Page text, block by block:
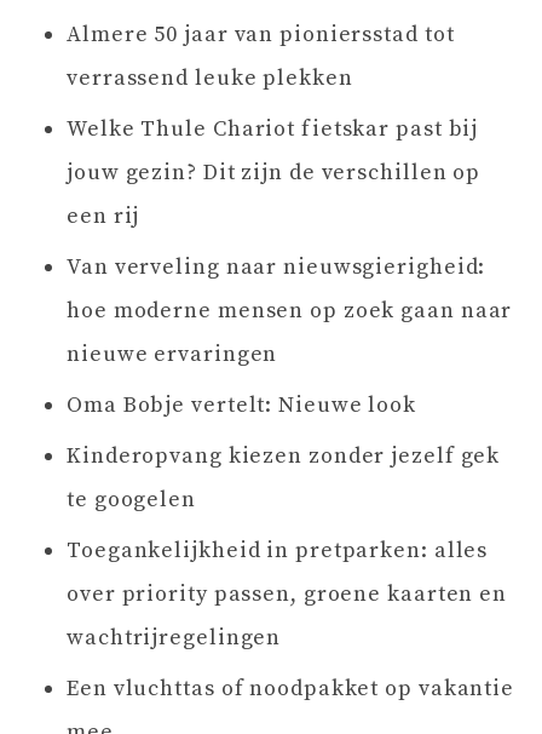
Almere 50 jaar van pioniersstad tot
verrassend leuke plekken
Welke Thule Chariot fietskar past bij
jouw gezin? Dit zijn de verschillen op
een rij
Van verveling naar nieuwsgierigheid:
hoe moderne mensen op zoek gaan naar
nieuwe ervaringen
Oma Bobje vertelt: Nieuwe look
Kinderopvang kiezen zonder jezelf gek
te googelen
Toegankelijkheid in pretparken: alles
over priority passen, groene kaarten en
wachtrijregelingen
Een vluchttas of noodpakket op vakantie